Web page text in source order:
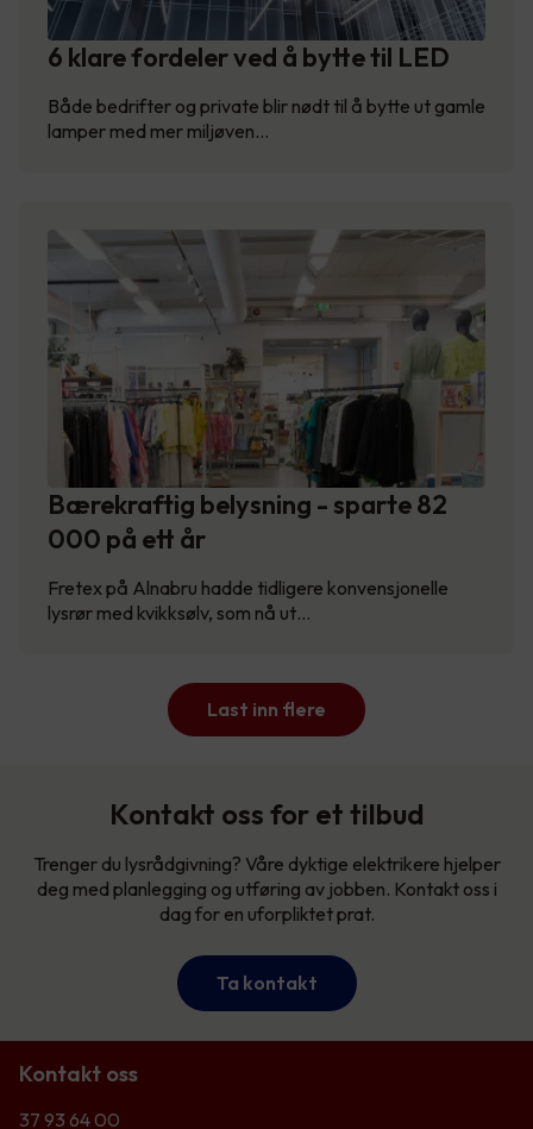
6 klare fordeler ved å bytte til LED
Både bedrifter og private blir nødt til å bytte ut gamle
lamper med mer miljøven…
Bærekraftig belysning - sparte 82
000 på ett år
Fretex på Alnabru hadde tidligere konvensjonelle
lysrør med kvikksølv, som nå ut…
Last inn flere
Kontakt oss for et tilbud
Trenger du lysrådgivning? Våre dyktige elektrikere hjelper
deg med planlegging og utføring av jobben. Kontakt oss i
dag for en uforpliktet prat.
Ta kontakt
Kontakt oss
37 93 64 00